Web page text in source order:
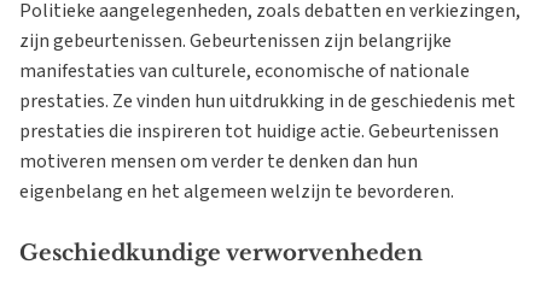
Politieke aangelegenheden, zoals debatten en verkiezingen,
zijn gebeurtenissen. Gebeurtenissen zijn belangrijke
manifestaties van culturele, economische of nationale
prestaties. Ze vinden hun uitdrukking in de geschiedenis met
prestaties die inspireren tot huidige actie. Gebeurtenissen
motiveren mensen om verder te denken dan hun
eigenbelang en het algemeen welzijn te bevorderen.
Geschiedkundige verworvenheden